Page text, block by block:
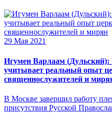
29 Мая 2021
Игумен Варлаам (Дульский):
учитывает реальный опыт
священнослужителей и
В Москве завершил работу
присутствия Русской